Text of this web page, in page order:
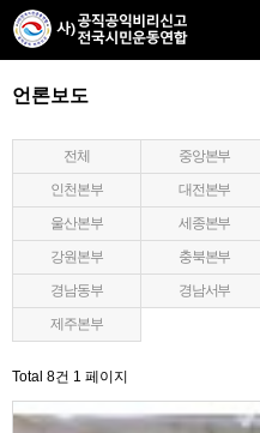
언론보도
전체 중앙본부
인천본부
대전본부
울산본부
세종본부
강원본부
충북본부
경남동부
경남서부
제주본부
Total 8건 1 페이지